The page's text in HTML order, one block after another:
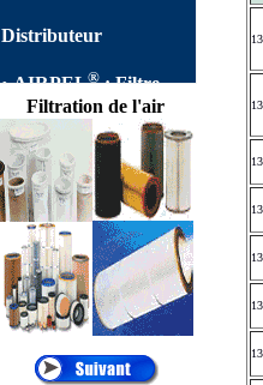
AIRPEL
Filtre
autonettoyants
Industriels,Single Filter,
Dual Filter, DUPLEX
FILTER, Filtre à Panier
AIRPEL,Filtres
Simplex, Filtres Duplex
AIRPEL, Filtre Double
commutable, Filtres
Multipaniers, Filtres
Temporaires, Filtres à
Décolmatage
automatique, Filtration
Process, Filtres
Filtration de l'air